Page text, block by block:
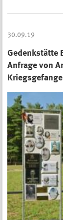
30.09.19
Gedenkstätte
Anfrage von